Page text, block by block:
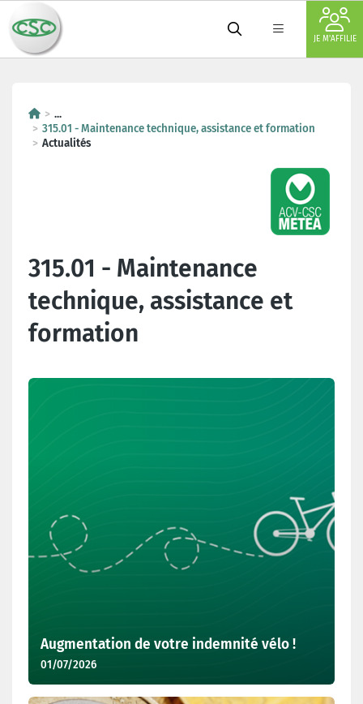
JE M'AFFILIE
...
315.01 - Maintenance technique, assistance et formation
Actualités
315.01 - Maintenance
technique, assistance et
formation
Dernières actualités
Augmentation de votre indemnité vélo !
01/07/2026